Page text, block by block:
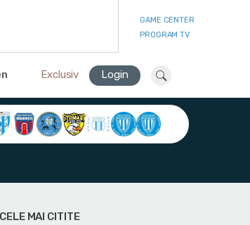
GAME CENTER
PROGRAM TV
Exclusiv Login
CELE MAI CITITE